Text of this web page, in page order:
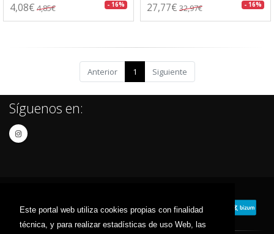
Este portal web utiliza cookies propias con finalidad
técnica, y para realizar estadísticas de uso Web, las
4,08€ 4,85€ - 16% 27,77€ 32,97€ - 16%
Anterior 1 Siguiente
Síguenos en: